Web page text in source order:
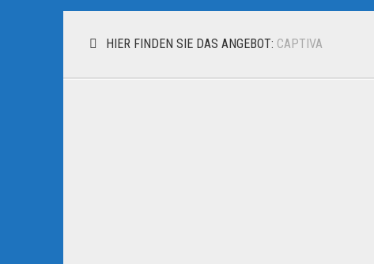
HIER FINDEN SIE DAS ANGEBOT: CAPTIVA